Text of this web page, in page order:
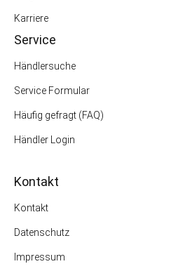
Karriere
Service
Händlersuche
Service Formular
Häufig gefragt (FAQ)
Händler Login
Kontakt
Kontakt
Datenschutz
Impressum